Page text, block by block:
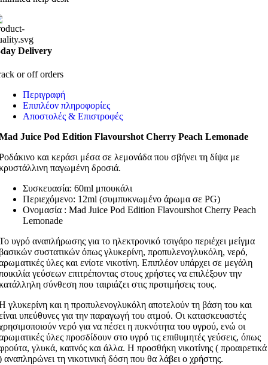
Delivery
or off orders
Περιγραφή
Επιπλέον πληροφορίες
Αποστολές & Επιστροφές
Juice Pod Edition Flavourshot Cherry Peach Lemonade
και κεράσι μέσα σε λεμονάδα που σβήνει τη δίψα με
παγωμένη δροσιά.
Συσκευασία: 60ml μπουκάλι
Περιεχόμενο: 12ml (συμπυκνωμένο άρωμα σε PG)
Ονομασία : Mad Juice Pod Edition Flavourshot Cherry Peach
Lemonade
υγρό αναπλήρωσης για το ηλεκτρονικό τσιγάρο περιέχει μείγμα
συστατικών όπως γλυκερίνη, προπυλενογλυκόλη, νερό,
ύλες και ενίοτε νικοτίνη. Επιπλέον υπάρχει σε μεγάλη
γεύσεων επιτρέποντας στους χρήστες να επιλέξουν την
σύνθεση που ταιριάζει στις προτιμήσεις τους.
γλυκερίνη και η προπυλενογλυκόλη αποτελούν τη βάση του και
υπεύθυνες για την παραγωγή του ατμού. Οι κατασκευαστές
νερό για να πέσει η πυκνότητα του υγρού, ενώ οι
ύλες προσδίδουν στο υγρό τις επιθυμητές γεύσεις, όπως
γλυκά, καπνός και άλλα. Η προσθήκη νικοτίνης ( προαιρετικά
αναπληρώνει τη νικοτινική δόση που θα λάβει ο χρήστης.